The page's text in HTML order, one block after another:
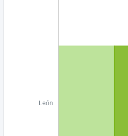
León